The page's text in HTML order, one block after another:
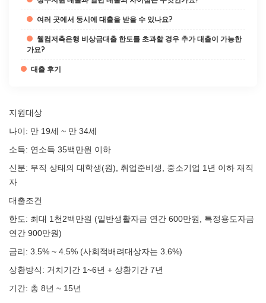
여러 곳에서 동시에 대출을 받을 수 있나요?
웰컴저축은행 비상금대출 한도를 초과할 경우 추가 대출이 가능한
가요?
대출 후기
지원대상
나이: 만 19세 ~ 만 34세
소득: 연소득 35백만원 이하
신분: 무직 상태의 대학생(원), 취업준비생, 중소기업 1년 이하 재직
자
대출조건
한도: 최대 1천2백만원 (일반생활자금 연간 600만원, 특정용도자금
연간 900만원)
금리: 3.5% ~ 4.5% (사회적배려대상자는 3.6%)
상환방식: 거치기간 1~6년 + 상환기간 7년
기간: 총 8년 ~ 15년